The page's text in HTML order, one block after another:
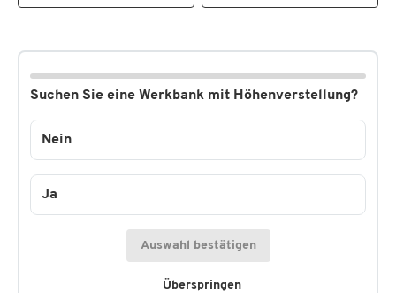
Suchen Sie eine Werkbank mit Höhenverstellung?
Überspringen
Nein
Ja
Auswahl bestätigen